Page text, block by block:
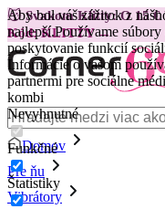
Aby bol váš zážitok z
najlepší.Používame súbory
poskytovanie funkcií
Informácie o vašom
partnermi pre sociálne
kombi
Nevyhnutné
Funkčné
Štatistiky
😽Svakom Klitty: O 15 €
Kód: KLITTY →
Domov
Pre ňu
Vibrátory